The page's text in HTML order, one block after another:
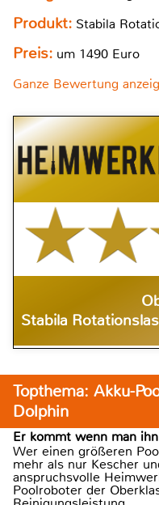
Produkt: Stabila
Preis: um 1490 Euro
Ganze Bewertung
Stabila
Topthema: Akku-
Dolphin
Er kommt wenn man
Wer einen größeren
mehr als nur Kescher
anspruchsvolle
Poolroboter der